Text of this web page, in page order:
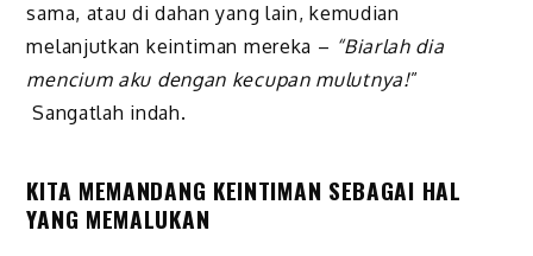
sama, atau di dahan yang lain, kemudian
melanjutkan keintiman mereka – “Biarlah dia
mencium aku dengan kecupan mulutnya!”
Sangatlah indah.
KITA MEMANDANG KEINTIMAN SEBAGAI HAL
YANG MEMALUKAN